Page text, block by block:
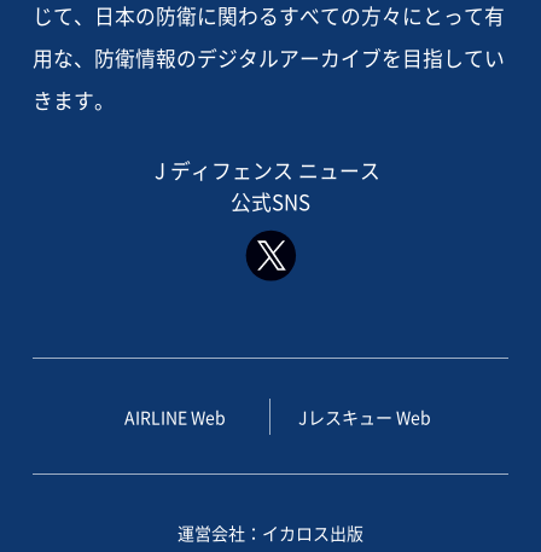
じて、日本の防衛に関わるすべての方々にとって有
用な、防衛情報のデジタルアーカイブを目指してい
きます。
J ディフェンス ニュース
公式SNS
AIRLINE Web Jレスキュー Web
運営会社：イカロス出版